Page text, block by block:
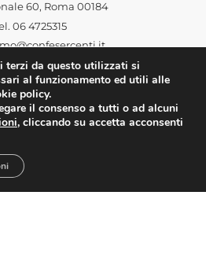
60, Roma 00184
06 4725315
e contatti stampa:
terzi da questo utilizzati si
al funzionamento ed utili alle
policy.
il consenso a tutti o ad alcuni
, cliccando su accetta acconsenti